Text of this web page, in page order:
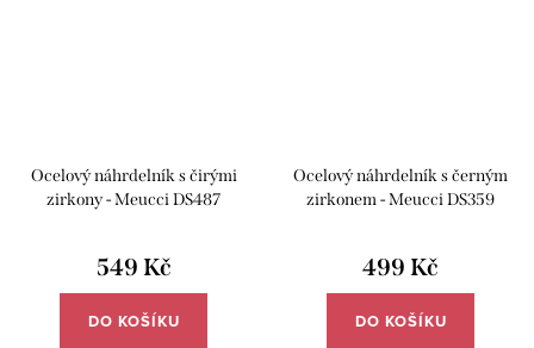
Ocelový náhrdelník s čirými
zirkony - Meucci DS487
549 Kč
DO KOŠÍKU
Ocelový náhrdelník s černým
zirkonem - Meucci DS359
499 Kč
DO KOŠÍKU